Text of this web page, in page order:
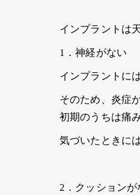
インプラントは
1．神経がない
インプラントに
そのため、炎症
初期のうちは痛
気づいたときに
2．クッションが